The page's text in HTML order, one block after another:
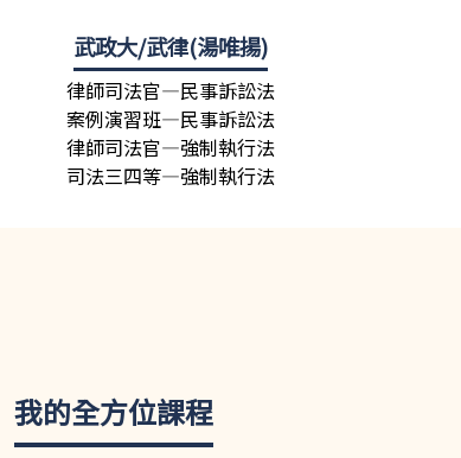
武政大/武律(湯唯揚)
律師司法官—民事訴訟法
案例演習班—民事訴訟法
律師司法官—強制執行法
司法三四等—強制執行法
我的全方位課程